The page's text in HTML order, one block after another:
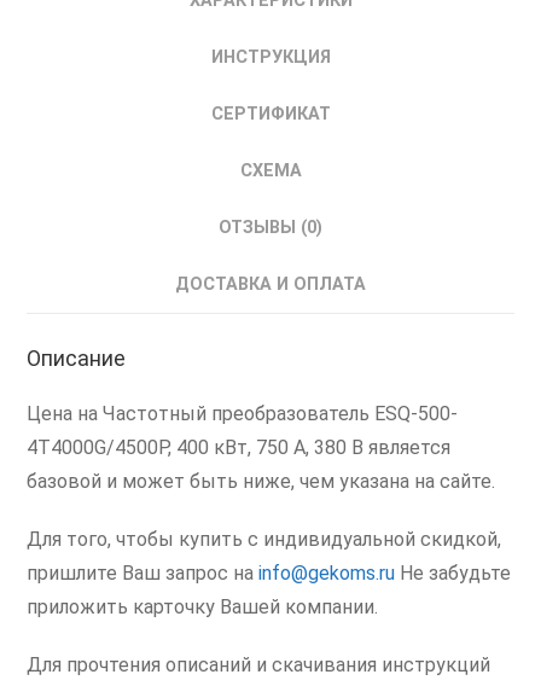
ИНСТРУКЦИЯ
СЕРТИФИКАТ
СХЕМА
ОТЗЫВЫ (0)
ДОСТАВКА И ОПЛАТА
Описание
Цена на Частотный преобразователь ESQ-500-
4T4000G/4500P, 400 кВт, 750 А, 380 В является
базовой и может быть ниже, чем указана на сайте.
Для того, чтобы купить с индивидуальной скидкой,
пришлите Ваш запрос наinfo@gekoms.ru Не забудьте
приложить карточку Вашей компании.
Для прочтения описаний и скачивания инструкций